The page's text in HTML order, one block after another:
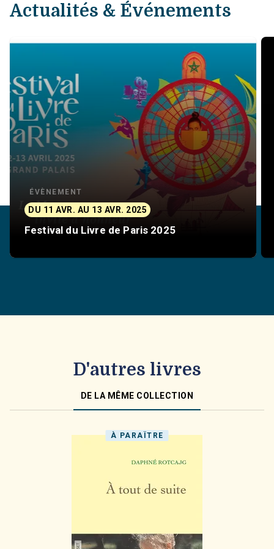
Actualités & Événements
ÉVÈNEMENT
DU 11 AVR. AU 13 AVR. 2025
Festival du Livre de Paris 2025
D'autres livres
DE LA MÊME COLLECTION
À PARAÎTRE